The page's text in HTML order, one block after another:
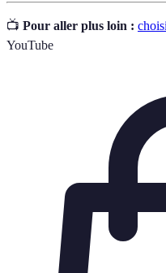
📺 Pour aller plus loin :
YouTube